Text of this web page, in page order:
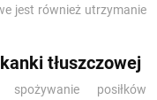
jest również utrzymanie
tłuszczowej
posiłków